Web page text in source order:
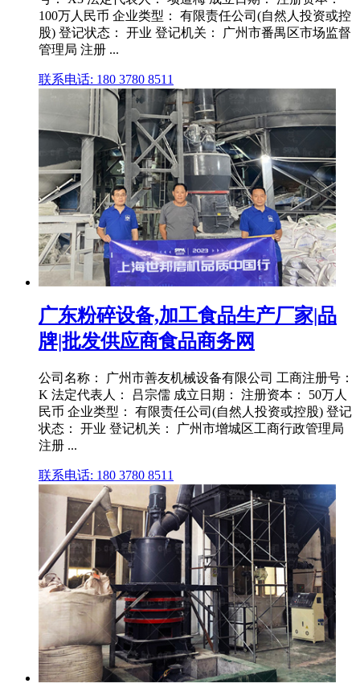
100万人民币 企业类型： 有限责任公司(自然人投资或控
股) 登记状态： 开业 登记机关： 广州市番禺区市场监督
管理局 注册 ...
联系电话: 180 3780 8511
广东粉碎设备,加工食品生产厂家|品
牌|批发供应商食品商务网
公司名称： 广州市善友机械设备有限公司 工商注册号：
K 法定代表人： 吕宗儒 成立日期： 注册资本： 50万人
民币 企业类型： 有限责任公司(自然人投资或控股) 登记
状态： 开业 登记机关： 广州市增城区工商行政管理局
注册 ...
联系电话: 180 3780 8511